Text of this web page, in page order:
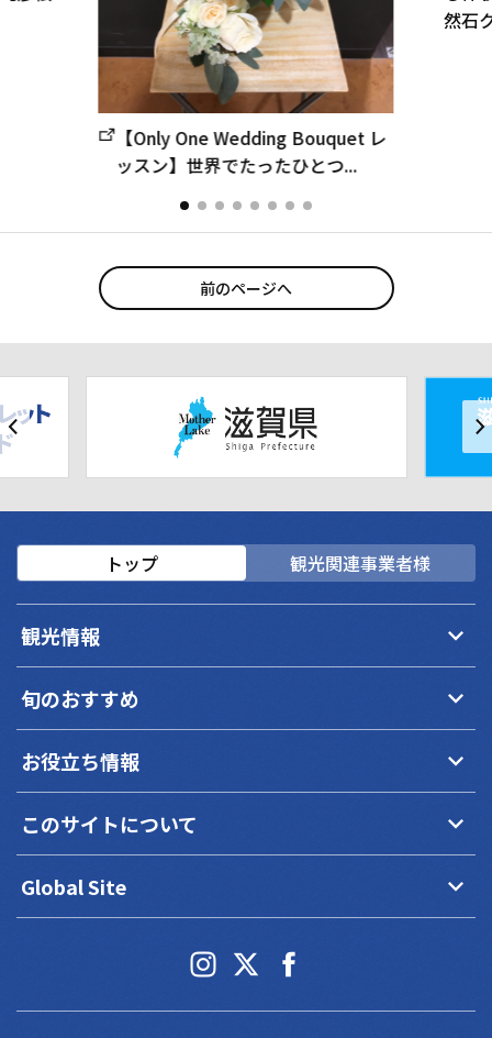
【Only One Wedding Bouquet レ
ッスン】世界でたったひとつ...
然石
前のページへ
トップ 観光関連事業者様
観光情報 keyboard_arrow_down
旬のおすすめ keyboard_arrow_down
お役立ち情報 keyboard_arrow_down
このサイトについて keyboard_arrow_down
Global Site keyboard_arrow_down